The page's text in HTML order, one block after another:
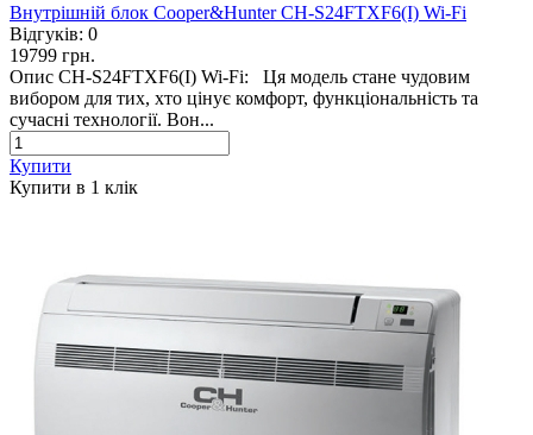
Внутрішній блок Cooper&Hunter CH-S24FTXF6(I) Wi-Fi
Відгуків: 0
19799 грн.
Опис CH-S24FTXF6(I) Wi-Fi: Ця модель стане чудовим
вибором для тих, хто цінує комфорт, функціональність та
сучасні технології. Вон...
Купити
Купити в 1 клiк